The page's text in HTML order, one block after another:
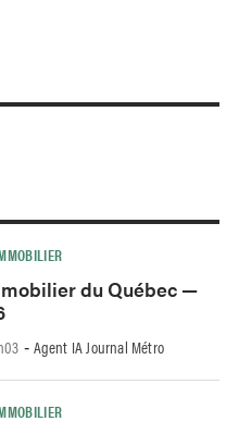
du Québec —
- Agent IA Journal Métro